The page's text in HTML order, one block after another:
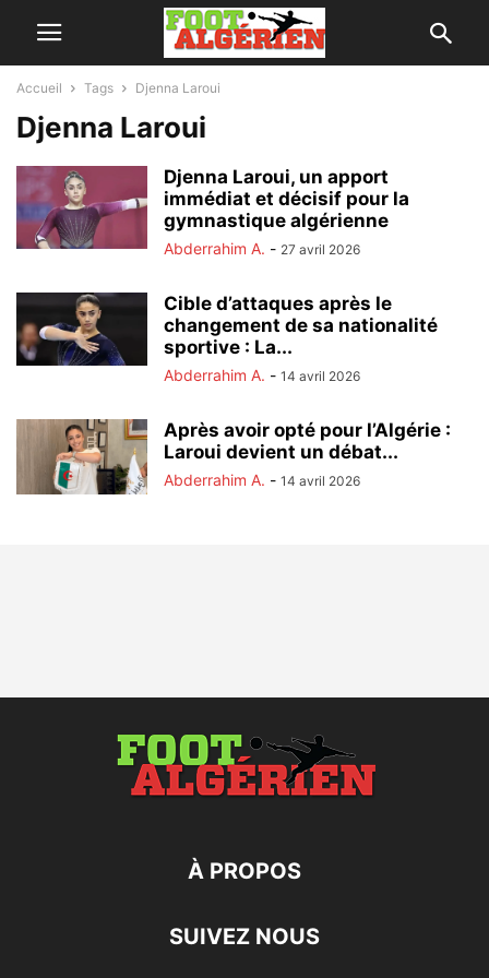
Accueil Tags Djenna Laroui
Djenna Laroui
Djenna Laroui, un apport
immédiat et décisif pour la
gymnastique algérienne
Abderrahim A. - 27 avril 2026
Cible d’attaques après le
changement de sa nationalité
sportive : La...
Abderrahim A. - 14 avril 2026
Après avoir opté pour l’Algérie :
Laroui devient un débat...
Abderrahim A. - 14 avril 2026
À PROPOS
SUIVEZ NOUS